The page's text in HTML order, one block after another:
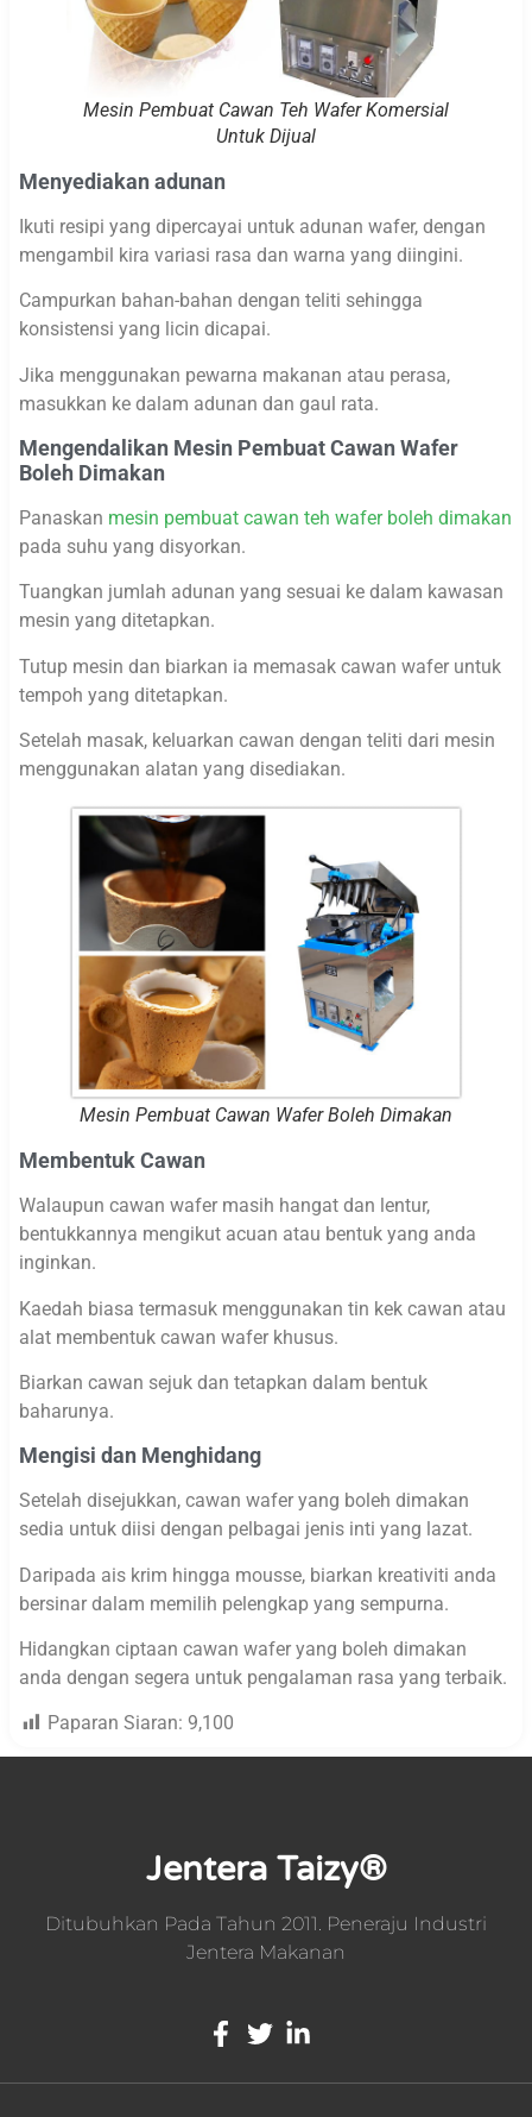
Mesin Pembuat Cawan Teh Wafer Komersial
Untuk Dijual
Menyediakan adunan
Ikuti resipi yang dipercayai untuk adunan wafer, dengan
mengambil kira variasi rasa dan warna yang diingini.
Campurkan bahan-bahan dengan teliti sehingga
konsistensi yang licin dicapai.
Jika menggunakan pewarna makanan atau perasa,
masukkan ke dalam adunan dan gaul rata.
Mengendalikan Mesin Pembuat Cawan Wafer
Boleh Dimakan
Panaskan mesin pembuat cawan teh wafer boleh dimakan
pada suhu yang disyorkan.
Tuangkan jumlah adunan yang sesuai ke dalam kawasan
mesin yang ditetapkan.
Tutup mesin dan biarkan ia memasak cawan wafer untuk
tempoh yang ditetapkan.
Setelah masak, keluarkan cawan dengan teliti dari mesin
menggunakan alatan yang disediakan.
Mesin Pembuat Cawan Wafer Boleh Dimakan
Membentuk Cawan
Walaupun cawan wafer masih hangat dan lentur,
bentukkannya mengikut acuan atau bentuk yang anda
inginkan.
Kaedah biasa termasuk menggunakan tin kek cawan atau
alat membentuk cawan wafer khusus.
Biarkan cawan sejuk dan tetapkan dalam bentuk
baharunya.
Mengisi dan Menghidang
Setelah disejukkan, cawan wafer yang boleh dimakan
sedia untuk diisi dengan pelbagai jenis inti yang lazat.
Daripada ais krim hingga mousse, biarkan kreativiti anda
bersinar dalam memilih pelengkap yang sempurna.
Hidangkan ciptaan cawan wafer yang boleh dimakan
anda dengan segera untuk pengalaman rasa yang terbaik.
Paparan Siaran: 9,100
Jentera Taizy®
Ditubuhkan Pada Tahun 2011. Peneraju Industri
Jentera Makanan